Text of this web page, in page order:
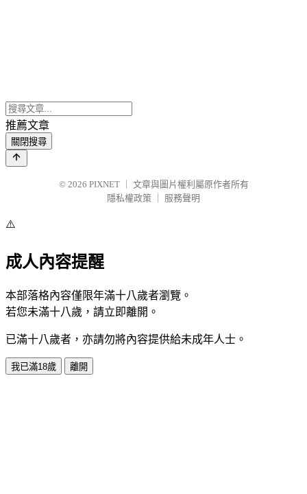
推薦文章
關閉搜尋
© 2026 PIXNET
文章與圖片權利屬原作者所有
隱私權政策
服務聲明
⚠️
成人內容提醒
本部落格內容僅限年滿十八歲者瀏覽。
若您未滿十八歲，請立即離開。
已滿十八歲者，亦請勿將內容提供給未成年人士。
我已滿18歲 離開